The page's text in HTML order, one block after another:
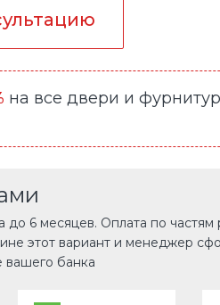
на все двери и
до 6 месяцев. Оплата по частям
этот вариант и менеджер
вашего банка